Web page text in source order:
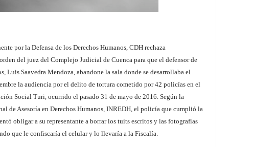
por la Defensa de los Derechos Humanos, CDH rechaza
del juez del Complejo Judicial de Cuenca para que el defensor de
Luis Saavedra Mendoza, abandone la sala donde se desarrollaba el
la audiencia por el delito de tortura cometido por 42 policías en el
Social Turi, ocurrido el pasado 31 de mayo de 2016. Según la
de Asesoría en Derechos Humanos, INREDH, el policía que cumplió la
obligar a su representante a borrar los tuits escritos y las fotografías
que le confiscaría el celular y lo llevaría a la Fiscalía.